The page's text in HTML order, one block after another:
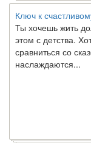
Ключ к
Ты хочешь жить
этом с детства.
сравниться со
наслаждаются...